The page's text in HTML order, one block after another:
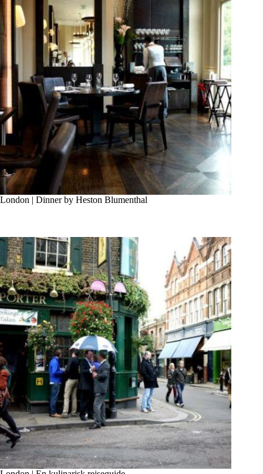
London | Dinner by Heston Blumenthal